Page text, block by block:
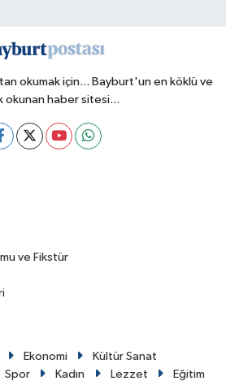
okumak için... Bayburt'un en köklü ve
okunan haber sitesi...
ve Fikstür
Ekonomi
Kültür Sanat
Spor Kadın Lezzet Eğitim